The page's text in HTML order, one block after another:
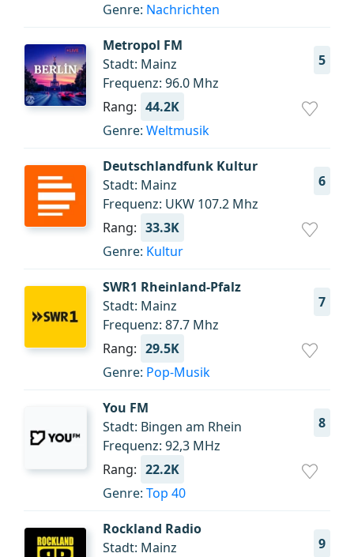
Genre: Nachrichten
Metropol FM
5
Stadt: Mainz
Frequenz: 96.0 Mhz
Rang: 44.2K
Genre: Weltmusik
Deutschlandfunk Kultur
6
Stadt: Mainz
Frequenz: UKW 107.2 Mhz
Rang: 33.3K
Genre: Kultur
SWR1 Rheinland-Pfalz
7
Stadt: Mainz
Frequenz: 87.7 Mhz
Rang: 29.5K
Genre: Pop-Musik
You FM
8
Stadt: Bingen am Rhein
Frequenz: 92,3 MHz
Rang: 22.2K
Genre: Top 40
Rockland Radio
9
Stadt: Mainz